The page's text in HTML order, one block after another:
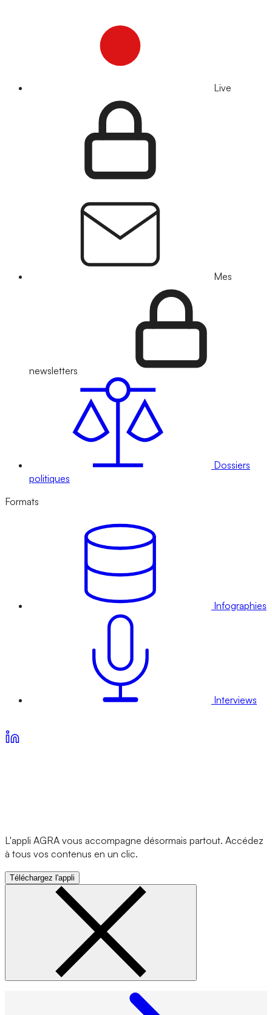
Live
Mes
newsletters
Dossiers
politiques
Formats
Infographies
Interviews
L'appli AGRA vous accompagne désormais partout. Accédez
à tous vos contenus en un clic.
Téléchargez l'appli